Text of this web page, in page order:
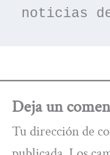
noticias
Deja un
Tu dirección de